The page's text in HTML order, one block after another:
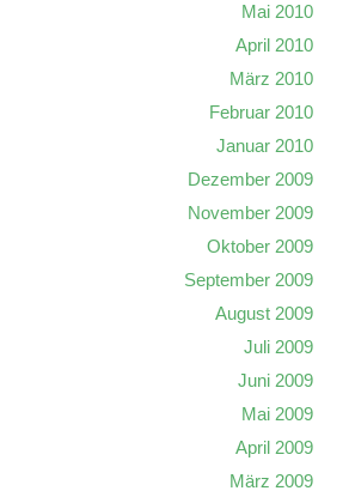
Mai 2010
April 2010
März 2010
Februar 2010
Januar 2010
Dezember 2009
November 2009
Oktober 2009
September 2009
August 2009
Juli 2009
Juni 2009
Mai 2009
April 2009
März 2009